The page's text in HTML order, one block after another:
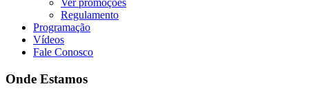
Regulamento
Programação
Vídeos
Fale Conosco
Onde Estamos